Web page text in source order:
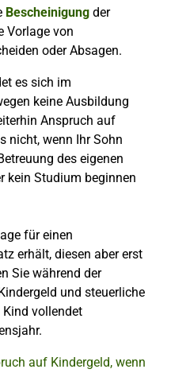
Bescheinigung der
Vorlage von
oder Absagen.
es sich im
keine Ausbildung
Anspruch auf
nicht, wenn Ihr Sohn
des eigenen
kein Studium beginnen
für einen
erhält, diesen aber erst
Sie während der
und steuerliche
Kind vollendet
auf Kindergeld, wenn